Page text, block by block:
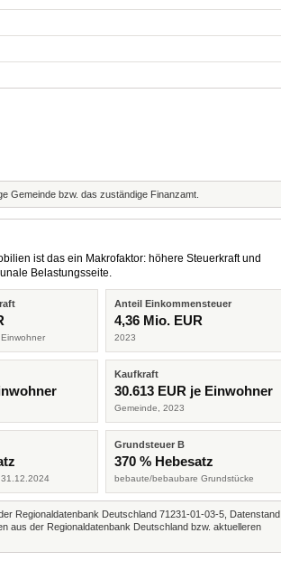
Gemeinde bzw. das zuständige Finanzamt.
ist das ein Makrofaktor: höhere Steuerkraft und
Belastungsseite.
Anteil Einkommensteuer
4,36 Mio. EUR
2023
Kaufkraft
30.613 EUR je Einwohner
Gemeinde, 2023
Grundsteuer B
370 % Hebesatz
bebaute/bebaubare Grundstücke
Regionaldatenbank Deutschland 71231-01-03-5, Datenstand
aus der Regionaldatenbank Deutschland bzw. aktuelleren